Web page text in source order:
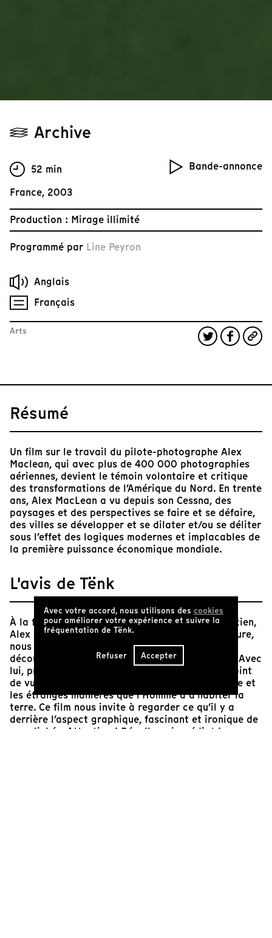
Archive
Bande-annonce
52 min
France, 2003
Production : Mirage illimité
Programmé par Line Peyron
Anglais
Français
Arts
Résumé
Un film sur le travail du pilote-photographe Alex
Maclean, qui avec plus de 400 000 photographies
aériennes, devient le témoin volontaire et critique
des transformations de l’Amérique du Nord. En trente
ans, Alex MacLean a vu depuis son Cessna, des
paysages et des perspectives se faire et se défaire,
des villes se développer et se dilater et/ou se déliter
sous l’effet des logiques modernes et implacables de
la première puissance économique mondiale.
L'avis de Tënk
À la fois chroniqueur du paysage, artiste plasticien,
Alex Maclean, initialement diplômé en architecture,
nous embarque dans son petit avion et nous
découvrons ainsi le hors champs de son travail. Avec
lui, prenant de la hauteur, nous changeons de point
de vue sur les très divers paysages de l’Amérique et
les étranges manières que l’Homme a d’habiter la
terre. Ce film nous invite à regarder ce qu’il y a
derrière l’aspect graphique, fascinant et ironique de
ces clichés. Attention ! Décollage immédiat !
Avec votre accord, nous utilisons des cookies
pour améliorer votre expérience et suivre la
fréquentation de Tënk.
Refuser Accepter